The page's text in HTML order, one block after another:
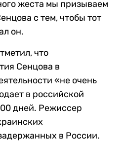
жеста мы призываем
с тем, чтобы тот
он.
что
Сенцова в
«не очень
в российской
дней. Режиссер
в России.